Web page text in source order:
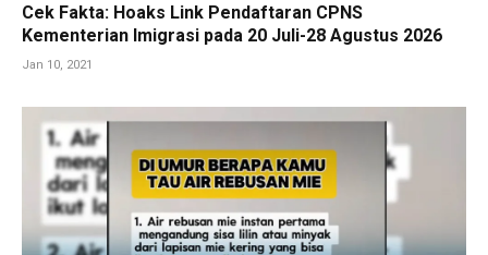
Cek Fakta: Hoaks Link Pendaftaran CPNS
Kementerian Imigrasi pada 20 Juli-28 Agustus 2026
Jan 10, 2021